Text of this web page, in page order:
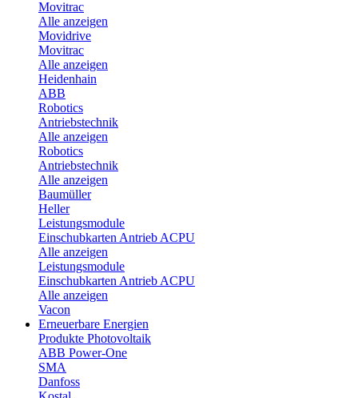
Movitrac
Alle anzeigen
Movidrive
Movitrac
Alle anzeigen
Heidenhain
ABB
Robotics
Antriebstechnik
Alle anzeigen
Robotics
Antriebstechnik
Alle anzeigen
Baumüller
Heller
Leistungsmodule
Einschubkarten Antrieb ACPU
Alle anzeigen
Leistungsmodule
Einschubkarten Antrieb ACPU
Alle anzeigen
Vacon
Erneuerbare Energien
Produkte Photovoltaik
ABB Power-One
SMA
Danfoss